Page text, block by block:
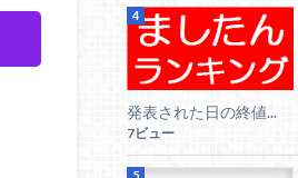
発表された日の終値...
7ビュー